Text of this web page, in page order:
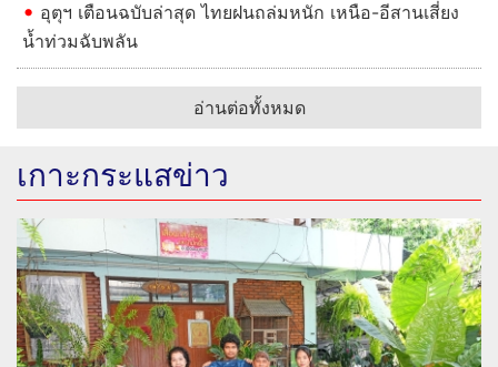
อุตุฯ เตือนฉบับล่าสุด ไทยฝนถล่มหนัก เหนือ-อีสานเสี่ยง
น้ำท่วมฉับพลัน
อ่านต่อทั้งหมด
เกาะกระแสข่าว